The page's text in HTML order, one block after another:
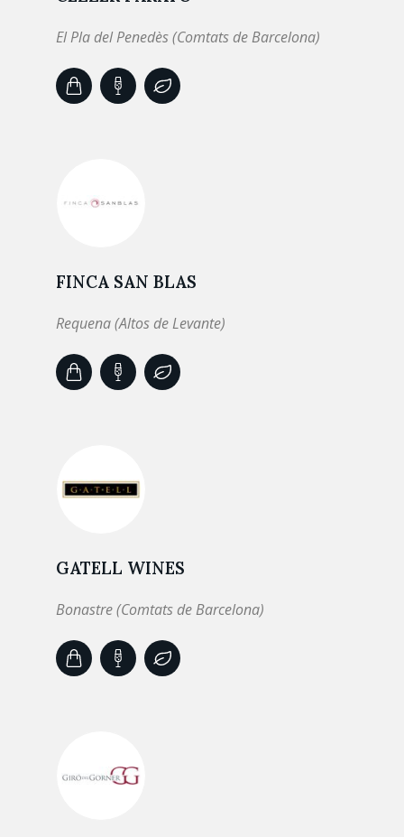
El Pla del Penedès (Comtats de Barcelona)
FINCA SAN BLAS
Requena (Altos de Levante)
GATELL WINES
Bonastre (Comtats de Barcelona)